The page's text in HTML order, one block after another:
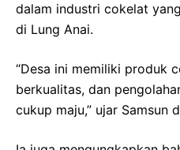
dalam industri cokelat
di Lung Anai.
“Desa ini memiliki produk
berkualitas, dan
cukup maju,” ujar Samsun